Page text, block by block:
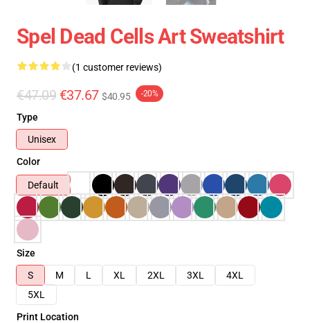
Spel Dead Cells Art Sweatshirt
(1 customer reviews)
€47.09 €37.67 $40.95 -20%
Type
Unisex
Color
Default
Size
S
M L XL 2XL 3XL
4XL
5XL
Print Location